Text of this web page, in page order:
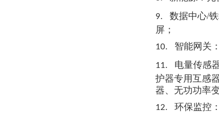
9.
数据中心/
屏；
10. 智能网关
11.
电量传感
护器专用互感
器、无功功率
12. 环保监控